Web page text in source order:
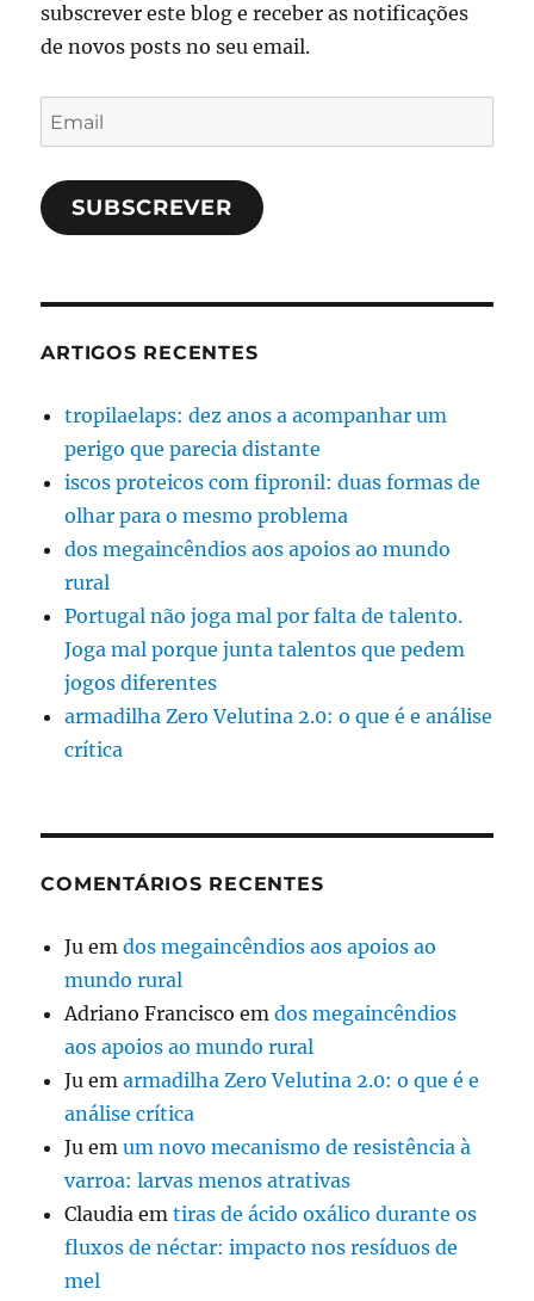
subscrever este blog e receber as notificações
de novos posts no seu email.
Email
SUBSCREVER
ARTIGOS RECENTES
tropilaelaps: dez anos a acompanhar um
perigo que parecia distante
iscos proteicos com fipronil: duas formas de
olhar para o mesmo problema
dos megaincêndios aos apoios ao mundo
rural
Portugal não joga mal por falta de talento.
Joga mal porque junta talentos que pedem
jogos diferentes
armadilha Zero Velutina 2.0: o que é e análise
crítica
COMENTÁRIOS RECENTES
Ju emdos megaincêndios aos apoios ao
mundo rural
Adriano Francisco emdos megaincêndios
aos apoios ao mundo rural
Ju emarmadilha Zero Velutina 2.0: o que é e
análise crítica
Ju emum novo mecanismo de resistência à
varroa: larvas menos atrativas
Claudia emtiras de ácido oxálico durante os
fluxos de néctar: impacto nos resíduos de
mel